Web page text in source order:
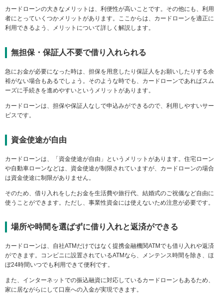
カードローンの大きなメリットは、利便性が高いことです。その他にも、利用
者にとっていくつかメリットがあります。ここからは、カードローンを適正に
利用できるよう、メリットについて詳しく解説します。
無担保・保証人不要で借り入れられる
急にお金が必要になった時は、担保を用意したり保証人をお願いしたりする余
裕がない場合もあるでしょう。そのような時でも、カードローンであればスム
ーズに手続きを進めやすいというメリットがあります。
カードローンは、担保や保証人なしで申込みができるので、利用しやすいサー
ビスです。
資金使途が自由
カードローンは、「資金使途が自由」というメリットがあります。住宅ローン
や自動車ローンなどは、資金使途が制限されていますが、カードローンの場合
は資金使途に制限がありません。
そのため、借り入れをしたお金を生活費や旅行代、結婚式のご祝儀など自由に
使うことができます。ただし、事業性資金には使えないため注意が必要です。
場所や時間を選ばずに借り入れと返済ができる
カードローンは、自社ATMだけではなく提携金融機関ATMでも借り入れや返済
ができます。コンビニに設置されているATMなら、メンテンス時間を除き、ほ
ぼ24時間いつでも利用できて便利です。
また、インターネットでの振込融資に対応しているカードローンもあるため、
家に居ながらにして口座への入金が実現できます。